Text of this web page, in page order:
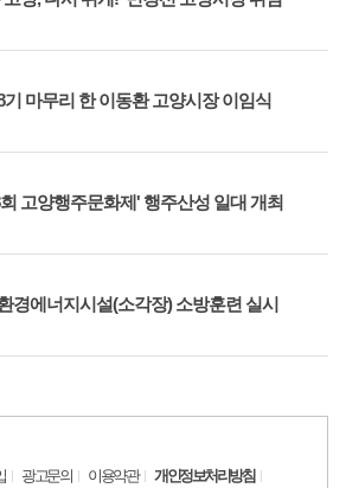
기 마무리 한 이동환 고양시장 이임식
고양행주문화제' 행주산성 일대 개최
경에너지시설(소각장) 소방훈련 실시
광고문의 이용약관 개인정보처리방침